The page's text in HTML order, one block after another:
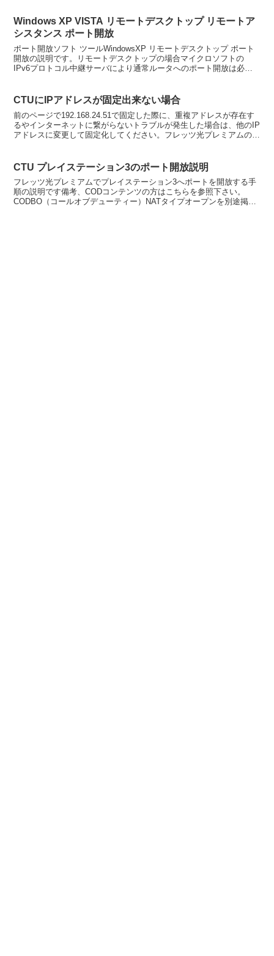
Windows XP VISTA リモートデスクトップ リモートア
シスタンス ポート開放
ポート開放ソフト ツールWindowsXP リモートデスクトップ ポート
開放の説明です。リモートデスクトップの場合マイクロソフトの
IPv6プロトコル中継サーバにより通常ルータへのポート開放は必要
CTUにIPアドレスが固定出来ない場合
前のページで192.168.24.51で固定した際に、重複アドレスが存在す
るやインターネットに繋がらないトラブルが発生した場合は、他のIP
アドレスに変更して固定化してください。フレッツ光プレミアムの場
CTU プレイステーション3のポート開放説明
フレッツ光プレミアムでプレイステーション3へポートを開放する手
順の説明です備考、CODコンテンツの方はこちらを参照下さい。
CODBO（コールオブデューティー）NATタイプオープンを別途掲載